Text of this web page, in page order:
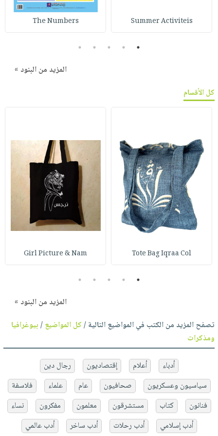
Summer Activiteis
The Numbers
1
2
3
4
5
المزيد من البنود »
كل الأقسام
Tote Bag Iqraa Col
Girl Picture & Nam
1
2
3
4
5
المزيد من البنود »
تصفح المزيد من الكتب في المواضيع التالية /كل المواضيع/بيوغرافيا
ومذكرات
أدباء أعلام إقتصاديون
رجال دين
سياسيون وعسكريون
صحافيون عام علماء
فلاسفة
فنانون
كتاب مستشرقون معلمون مفكرون
نساء
أدب إسلامي
أدب رحلات أدب ساخر
أدب عالمي